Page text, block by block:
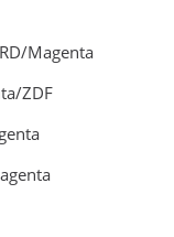
Magenta
ZDF